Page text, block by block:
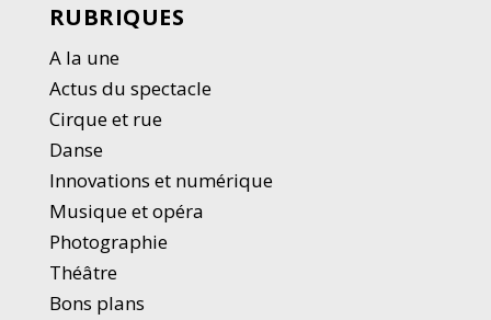
RUBRIQUES
A la une
Actus du spectacle
Cirque et rue
Danse
Innovations et numérique
Musique et opéra
Photographie
Théâtre
Bons plans